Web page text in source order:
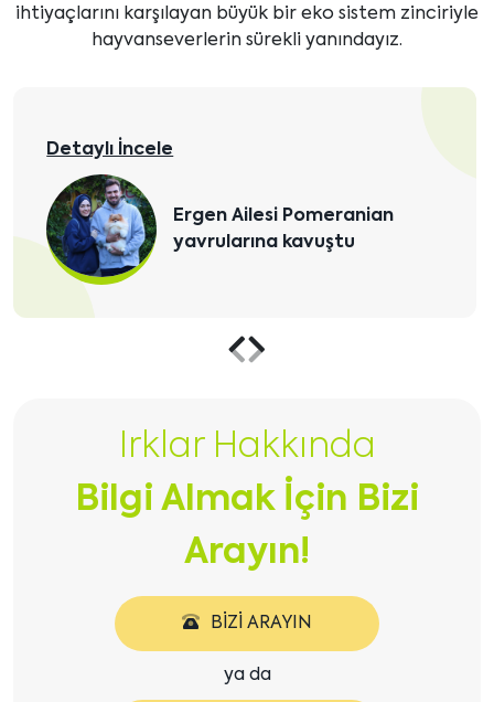
ihtiyaçlarını karşılayan büyük bir eko sistem zinciriyle
hayvanseverlerin sürekli yanındayız.
Detaylı İncele
Puffy Tatilde
Önceki
göster
göster
Irklar Hakkında
Bilgi Almak İçin Bizi
Arayın!
BIZI ARAYIN
ya da